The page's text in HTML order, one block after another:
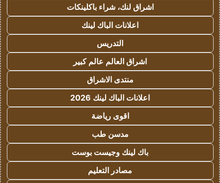
اشراق لنك، شراء باكلينكات
اعلانات الباك لينك
التدريس
اشراق العالم عالم كبير
منتدى الاشراق
اعلانات الباك لينك 2026
اقوى رياضة
مدسن طب
باك لينك وجيست بوست
مصادر التعليم